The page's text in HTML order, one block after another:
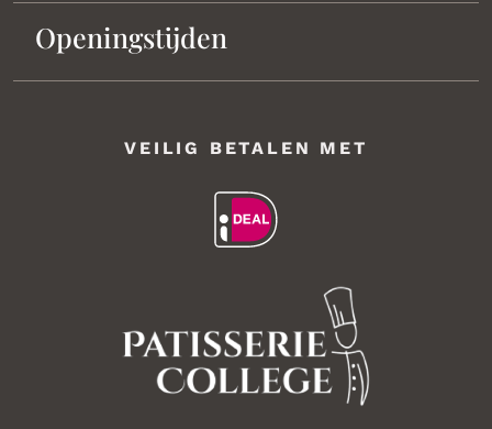
Openingstijden
VEILIG BETALEN MET